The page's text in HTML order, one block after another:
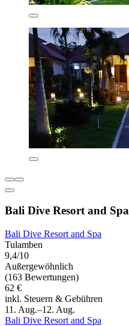
Bali Dive Resort and Spa
Bali Dive Resort and Spa
Tulamben
9,4/10
Außergewöhnlich
(163 Bewertungen)
62 €
inkl. Steuern & Gebühren
11. Aug.–12. Aug.
Bali Dive Resort and Spa